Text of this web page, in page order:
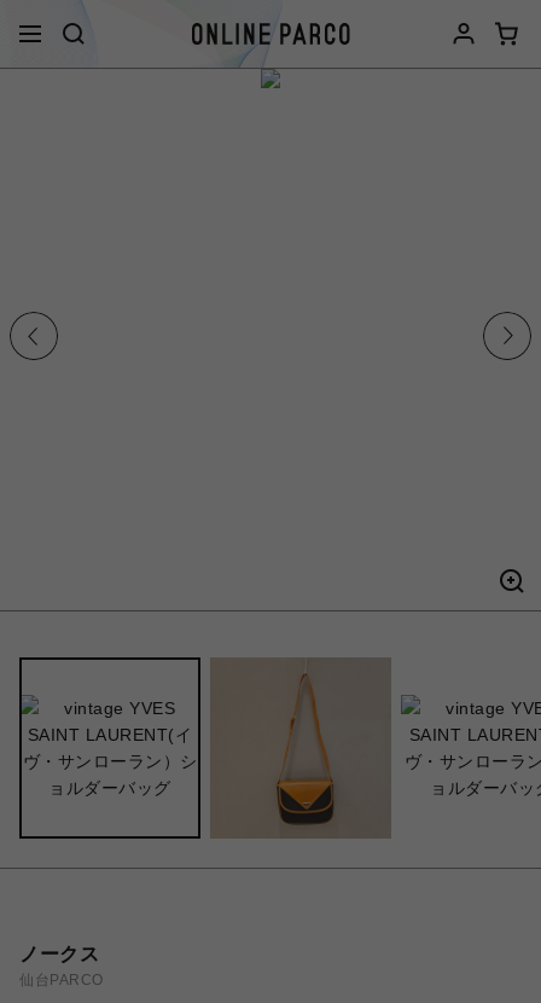
ノークス
仙台PARCO